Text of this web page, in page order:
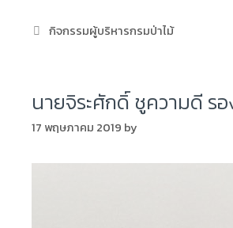
กิจกรรมผู้บริหารกรมป่าไม้
นายจิระศักดิ์ ชูความดี ร
17 พฤษภาคม 2019 by